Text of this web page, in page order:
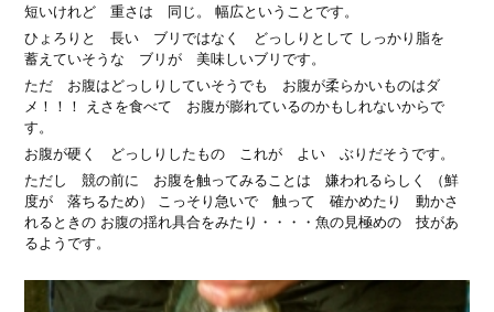
短いけれど 重さは 同じ。 幅広ということです。
ひょろりと 長い ブリではなく どっしりとして しっかり脂を
蓄えていそうな ブリが 美味しいブリです。
ただ お腹はどっしりしていそうでも お腹が柔らかいものはダ
メ！！！ えさを食べて お腹が膨れているのかもしれないからで
す。
お腹が硬く どっしりしたもの これが よい ぶりだそうです。
ただし 競の前に お腹を触ってみることは 嫌われるらしく （鮮
度が 落ちるため） こっそり急いで 触って 確かめたり 動かさ
れるときの お腹の揺れ具合をみたり・・・・魚の見極めの 技があ
るようです。